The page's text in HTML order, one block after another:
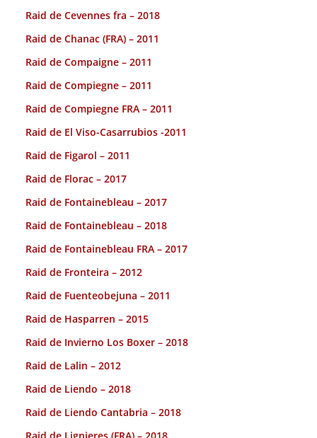
Raid de Cevennes fra – 2018
Raid de Chanac (FRA) – 2011
Raid de Compaigne – 2011
Raid de Compiegne – 2011
Raid de Compiegne FRA – 2011
Raid de El Viso-Casarrubios -2011
Raid de Figarol – 2011
Raid de Florac – 2017
Raid de Fontainebleau – 2017
Raid de Fontainebleau – 2018
Raid de Fontainebleau FRA – 2017
Raid de Fronteira – 2012
Raid de Fuenteobejuna – 2011
Raid de Hasparren – 2015
Raid de Invierno Los Boxer – 2018
Raid de Lalin – 2012
Raid de Liendo – 2018
Raid de Liendo Cantabria – 2018